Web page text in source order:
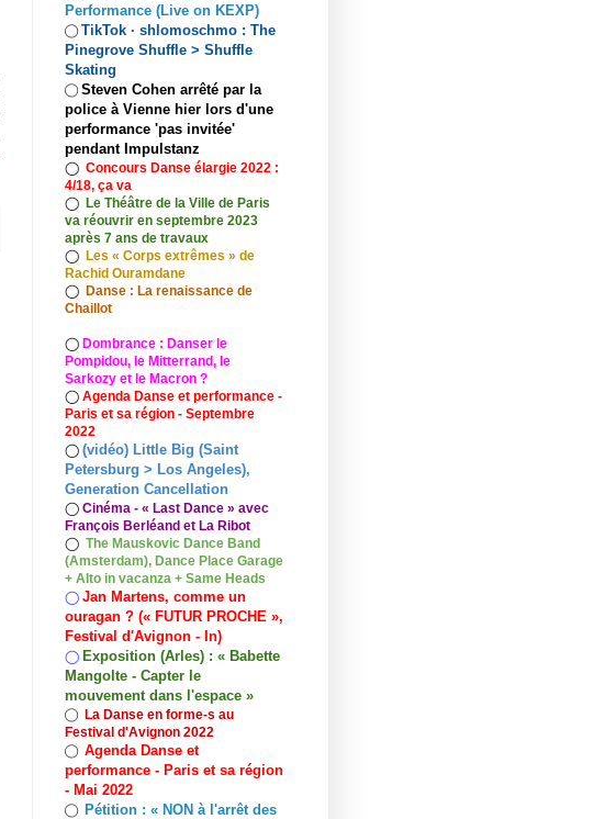
Performance (Live on KEXP)
◯ TikTok · shlomoschmo : The
Pinegrove Shuffle > Shuffle
Skating
◯ Steven Cohen arrêté par la
police à Vienne hier lors d'une
performance 'pas invitée'
pendant Impulstanz
◯ Concours Danse élargie 2022 :
4/18, ça va
◯ Le Théâtre de la Ville de Paris
va réouvrir en septembre 2023
après 7 ans de travaux
◯ Les « Corps extrêmes » de
Rachid Ouramdane
◯ Danse : La renaissance de
Chaillot
◯ Dombrance : Danser le
Pompidou, le Mitterrand, le
Sarkozy et le Macron ?
◯ Agenda Danse et performance -
Paris et sa région - Septembre
2022
◯ (vidéo) Little Big (Saint
Petersburg > Los Angeles),
Generation Cancellation
◯ Cinéma - « Last Dance » avec
François Berléand et La Ribot
◯ The Mauskovic Dance Band
(Amsterdam), Dance Place Garage
+ Alto in vacanza + Same Heads
◯ Jan Martens, comme un
ouragan ? (« FUTUR PROCHE »,
Festival d'Avignon - In)
◯ Exposition (Arles) : « Babette
Mangolte - Capter le
mouvement dans l'espace »
◯ La Danse en forme-s au
Festival d'Avignon 2022
◯ Agenda Danse et
performance - Paris et sa région
- Mai 2022
◯ Pétition : « NON à l'arrêt des